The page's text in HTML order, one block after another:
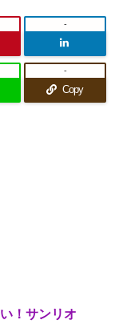
-
Copy
-
！サンリオ